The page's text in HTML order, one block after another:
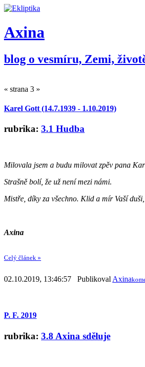
Axina
blog o vesmíru, Zemi,
« strana 3 »
Karel Gott (14.7.1939 - 1.10.2019)
rubrika: 3.1 Hudba
Milovala jsem a budu milovat zpěv pana
Strašně bolí, že už není mezi námi.
Mistře, díky za všechno. Klid a mír Vaší
Axina
Celý článek »
02.10.2019, 13:46:57 Publikoval Axina
P. F. 2019
rubrika: 3.8 Axina sděluje